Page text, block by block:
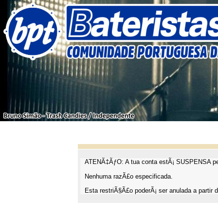
ATENÃ‡ÃƒO: A tua conta estÃ¡ SUSPENSA
Nenhuma razÃ£o especificada.
Esta restriÃ§Ã£o poderÃ¡ ser anulada a partir